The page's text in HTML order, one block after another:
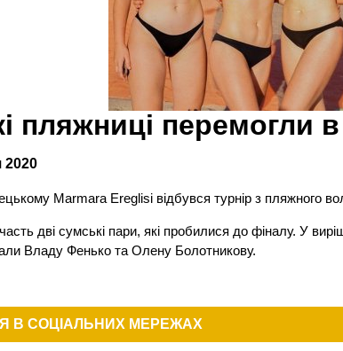
пляжниці перемогли в
2020
Marmara Ereglisi відбувся турнір з пляжного
дві сумські пари, які пробилися до фіналу. У
Владу Фенько та Олену Болотникову.
В СОЦІАЛЬНИХ МЕРЕЖАХ